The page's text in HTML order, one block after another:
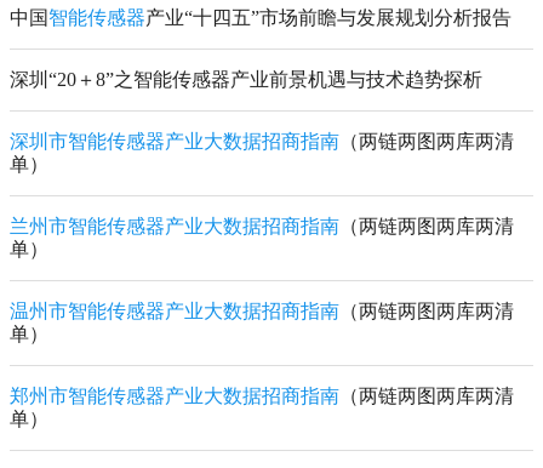
中国 智能传感器产业“十四五”市场前瞻与发展规划分析报告
深圳“20＋8”之智能传感器产业前景机遇与技术趋势探析
深圳市智能传感器产业大数据招商指南 （两链两图两库两清
单）
兰州市智能传感器产业大数据招商指南 （两链两图两库两清
单）
温州市智能传感器产业大数据招商指南 （两链两图两库两清
单）
郑州市智能传感器产业大数据招商指南 （两链两图两库两清
单）